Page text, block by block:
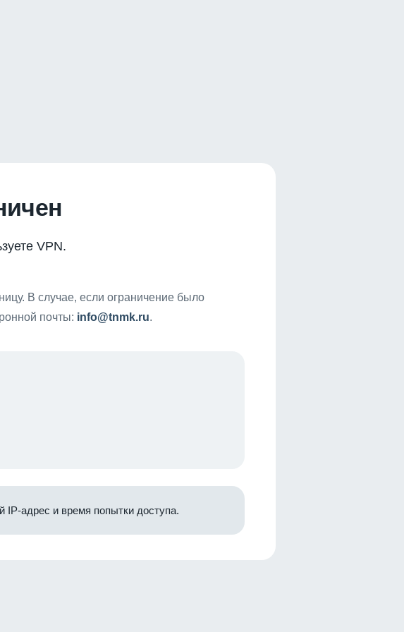
VPN.
В случае, если ограничение было
почты: info@tnmk.ru.
адрес и время попытки доступа.